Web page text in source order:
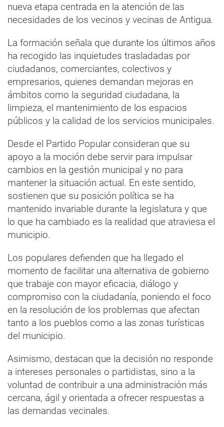
nueva etapa centrada en la atención de las
necesidades de los vecinos y vecinas de Antigua.
La formación señala que durante los últimos años
ha recogido las inquietudes trasladadas por
ciudadanos, comerciantes, colectivos y
empresarios, quienes demandan mejoras en
ámbitos como la seguridad ciudadana, la
limpieza, el mantenimiento de los espacios
públicos y la calidad de los servicios municipales.
Desde el Partido Popular consideran que su
apoyo a la moción debe servir para impulsar
cambios en la gestión municipal y no para
mantener la situación actual. En este sentido,
sostienen que su posición política se ha
mantenido invariable durante la legislatura y que
lo que ha cambiado es la realidad que atraviesa el
municipio.
Los populares defienden que ha llegado el
momento de facilitar una alternativa de gobierno
que trabaje con mayor eficacia, diálogo y
compromiso con la ciudadanía, poniendo el foco
en la resolución de los problemas que afectan
tanto a los pueblos como a las zonas turísticas
del municipio.
Asimismo, destacan que la decisión no responde
a intereses personales o partidistas, sino a la
voluntad de contribuir a una administración más
cercana, ágil y orientada a ofrecer respuestas a
las demandas vecinales.